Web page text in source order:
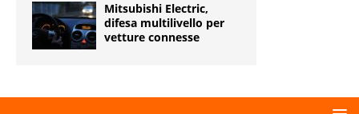
Mitsubishi Electric,
difesa multilivello per
vetture connesse